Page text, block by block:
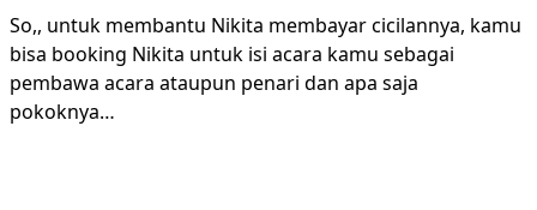
So,, untuk membantu Nikita membayar cicilannya, kamu
bisa booking Nikita untuk isi acara kamu sebagai
pembawa acara ataupun penari dan apa saja
pokoknya…